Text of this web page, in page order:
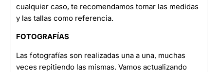
cualquier caso, te recomendamos tomar las medidas
y las tallas como referencia.
FOTOGRAFÍAS
Las fotografías son realizadas una a una, muchas
veces repitiendo las mismas. Vamos actualizando